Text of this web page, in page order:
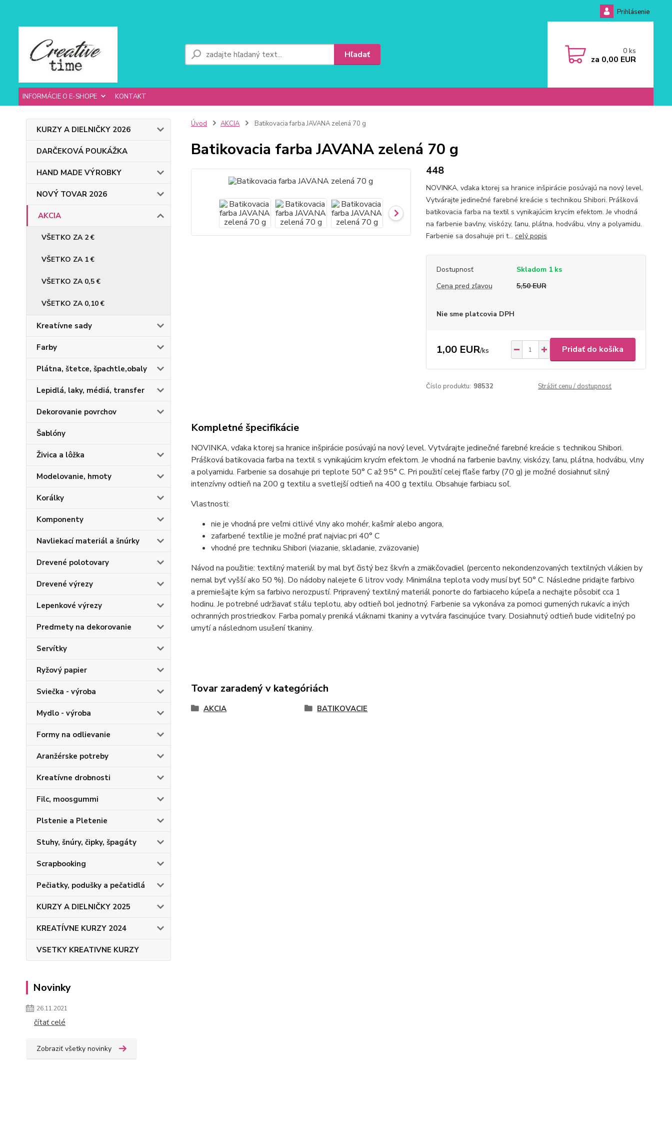
INFORMÁCIE O E-SHOPE KONTAKT
Prihlásenie
Hľadať 0ks
za 0,00 EUR
KURZY A DIELNIČKY 2026
DARČEKOVÁ POUKÁŽKA
HAND MADE VÝROBKY
NOVÝ TOVAR 2026
AKCIA
VŠETKO ZA 2 €
VŠETKO ZA 1 €
VŠETKO ZA 0,5 €
VŠETKO ZA 0,10 €
Kreatívne sady
Farby
Plátna, štetce, špachtle,obaly
Lepidlá, laky, médiá, transfer
Dekorovanie povrchov
Šablóny
Živica a lôžka
Modelovanie, hmoty
Korálky
Komponenty
Navliekací materiál a šnúrky
Drevené polotovary
Drevené výrezy
Lepenkové výrezy
Predmety na dekorovanie
Servítky
Ryžový papier
Sviečka - výroba
Mydlo - výroba
Formy na odlievanie
Aranžérske potreby
Kreatívne drobnosti
Filc, moosgummi
Plstenie a Pletenie
Stuhy, šnúry, čipky, špagáty
Scrapbooking
Pečiatky, podušky a pečatidlá
KURZY A DIELNIČKY 2025
KREATÍVNE KURZY 2024
VSETKY KREATIVNE KURZY
Novinky
26.11.2021
čítať celé
Zobraziť všetky novinky
Úvod AKCIA Batikovacia farba JAVANA zelená 70 g
Batikovacia farba JAVANA zelená 70 g
448
NOVINKA, vďaka ktorej sa hranice inšpirácie posúvajú na nový level.
Vytvárajte jedinečné farebné kreácie s technikou Shibori. Prášková
batikovacia farba na textil s vynikajúcim krycím efektom. Je vhodná
na farbenie bavlny, viskózy, ľanu, plátna, hodvábu, vlny a polyamidu.
Farbenie sa dosahuje pri t... celý popis
Dostupnosť
Skladom 1 ks
Cena pred zľavou
5,50 EUR
Nie sme platcovia DPH
1,00 EUR/ks Pridať do košíka
Číslo produktu: 98532 Strážiť cenu / dostupnosť
Kompletné špecifikácie
NOVINKA, vďaka ktorej sa hranice inšpirácie posúvajú na nový level. Vytvárajte jedinečné farebné kreácie s technikou Shibori.
Prášková batikovacia farba na textil s vynikajúcim krycím efektom. Je vhodná na farbenie bavlny, viskózy, ľanu, plátna, hodvábu, vlny
a polyamidu. Farbenie sa dosahuje pri teplote 50° C až 95° C. Pri použití celej fľaše farby (70 g) je možné dosiahnuť silný
intenzívny odtieň na 200 g textilu a svetlejší odtieň na 400 g textilu. Obsahuje farbiacu soľ.
Vlastnosti:
nie je vhodná pre veľmi citlivé vlny ako mohér, kašmír alebo angora,
zafarbené textílie je možné prať najviac pri 40° C
vhodné pre techniku Shibori (viazanie, skladanie, zväzovanie)
Návod na použitie: textilný materiál by mal byť čistý bez škvŕn a zmäkčovadiel (percento nekondenzovaných textilných vlákien by
nemal byť vyšší ako 50 %). Do nádoby nalejete 6 litrov vody. Minimálna teplota vody musí byť 50° C. Následne pridajte farbivo
a premiešajte kým sa farbivo nerozpustí. Pripravený textilný materiál ponorte do farbiaceho kúpeľa a nechajte pôsobiť cca 1
hodinu. Je potrebné udržiavať stálu teplotu, aby odtieň bol jednotný. Farbenie sa vykonáva za pomoci gumených rukavíc a iných
ochranných prostriedkov. Farba pomaly preniká vláknami tkaniny a vytvára fascinujúce tvary. Dosiahnutý odtieň bude viditeľný po
umytí a následnom usušení tkaniny.
Tovar zaradený v kategóriách
AKCIA BATIKOVACIE